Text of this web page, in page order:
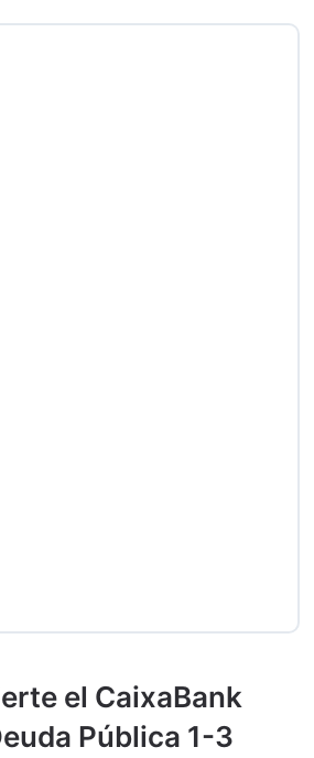
el CaixaBank
Pública 1-3